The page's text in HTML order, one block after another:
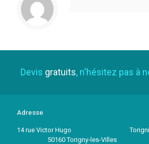
Devis gratuits, n'hésitez pas à
Adresse
14 rue Victor Hugo
50160 Torigny-les-Villes